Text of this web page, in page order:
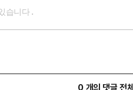
0 개의 댓글 전